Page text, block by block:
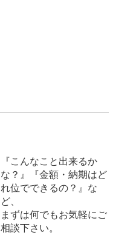
『こんなこと出来るか
な？』『金額・納期はど
れ位でできるの？』な
ど、
まずは何でもお気軽にご
相談下さい。